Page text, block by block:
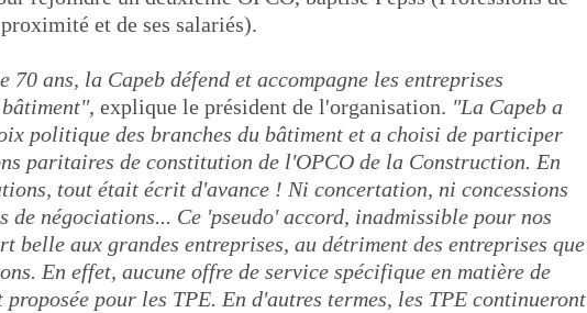
et de ses salariés).
70 ans, la Capeb défend et accompagne les entreprises
, explique le président de l'organisation. "La Capeb a
politique des branches du bâtiment et a choisi de participer
paritaires de constitution de l'OPCO de la Construction. En
tout était écrit d'avance ! Ni concertation, ni concessions
de négociations... Ce 'pseudo' accord, inadmissible pour nos
belle aux grandes entreprises, au détriment des entreprises que
En effet, aucune offre de service spécifique en matière de
pour les TPE. En d'autres termes, les TPE continueront